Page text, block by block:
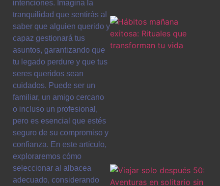
intenciones. Imagina la
tranquilidad que sentirás al
saber que alguien querido y
capaz gestionará tus
asuntos, garantizando que
tu legado perdure y que tus
seres queridos sean
cuidados. Puede ser un
familiar, un amigo cercano
o incluso un profesional,
pero es esencial que estés
seguro de su compromiso y
confianza. En este artículo,
exploraremos cómo
seleccionar al albacea
adecuado, considerando